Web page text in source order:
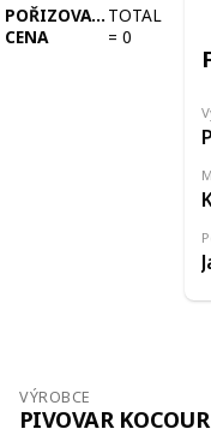
POŘIZOVACÍ
CENA
TOTAL
= 0
VÝROBCE
PIVOVAR